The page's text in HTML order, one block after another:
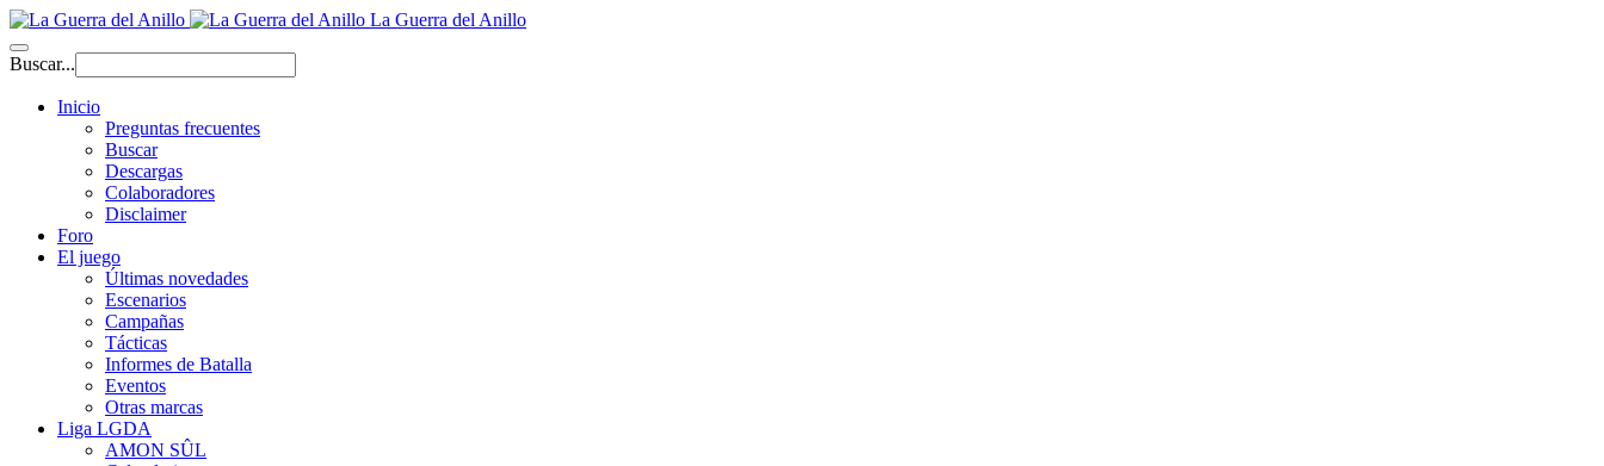
La Guerra del Anillo
Buscar...
Inicio
Preguntas frecuentes
Buscar
Descargas
Colaboradores
Disclaimer
Foro
El juego
Últimas novedades
Escenarios
Campañas
Tácticas
Informes de Batalla
Eventos
Otras marcas
Liga LGDA
AMON SÛL